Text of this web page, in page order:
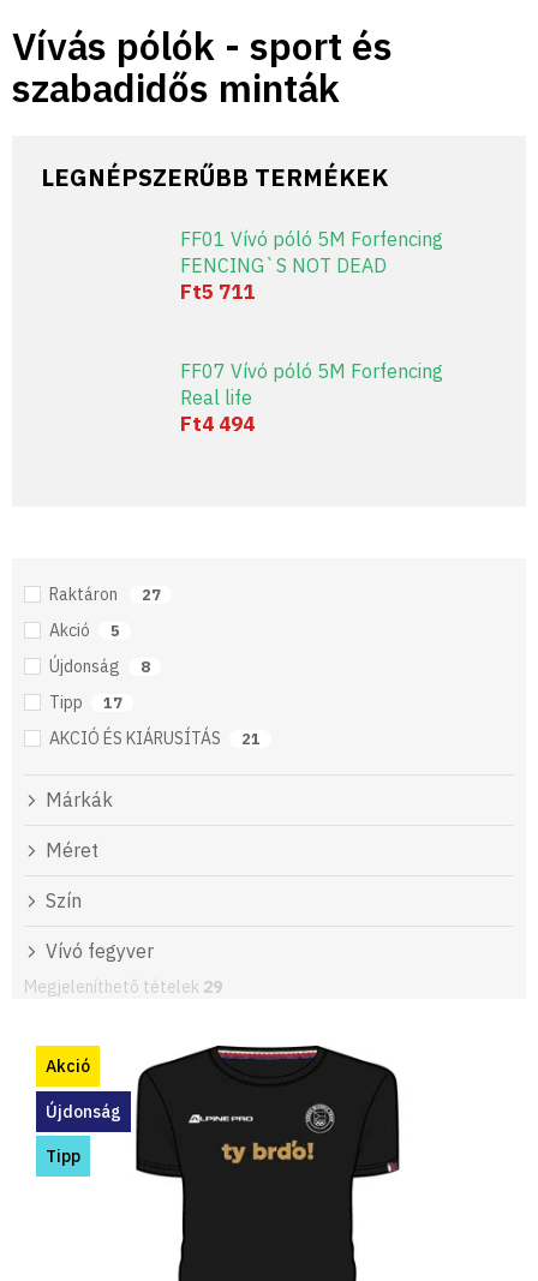
tartalomhoz
Vívás pólók - sport és
szabadidős minták
LEGNÉPSZERŰBB TERMÉKEK
FF01 Vívó póló 5M Forfencing
FENCING`S NOT DEAD
Ft5 711
FF07 Vívó póló 5M Forfencing
Real life
Ft4 494
Raktáron 27
Akció 5
Újdonság 8
Tipp 17
AKCIÓ ÉS KIÁRUSÍTÁS 21
Márkák
Méret
Szín
Vívó fegyver
Megjeleníthető tételek 29
Akció
Újdonság
Tipp